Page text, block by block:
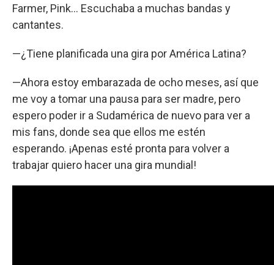
Farmer, Pink... Escuchaba a muchas bandas y
cantantes.
—¿Tiene planificada una gira por América Latina?
—Ahora estoy embarazada de ocho meses, así que
me voy a tomar una pausa para ser madre, pero
espero poder ir a Sudamérica de nuevo para ver a
mis fans, donde sea que ellos me estén
esperando. ¡Apenas esté pronta para volver a
trabajar quiero hacer una gira mundial!